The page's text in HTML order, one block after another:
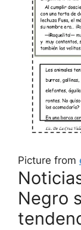
Picture from
Negro